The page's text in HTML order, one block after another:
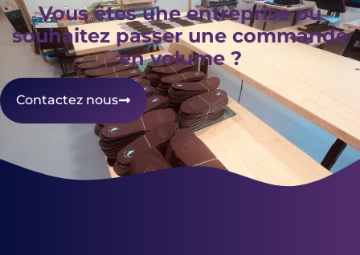
Vous êtes une entreprise ou
souhaitez passer une commande
en volume ?
Contactez nous